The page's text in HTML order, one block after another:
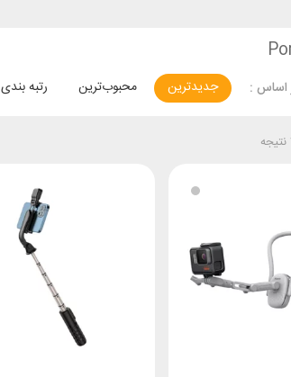
اساس : جدیدترین محبوب‌ترین رتبه بندی